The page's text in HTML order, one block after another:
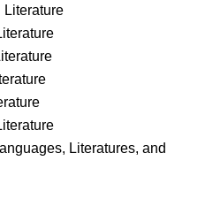
Literature
Literatures, and